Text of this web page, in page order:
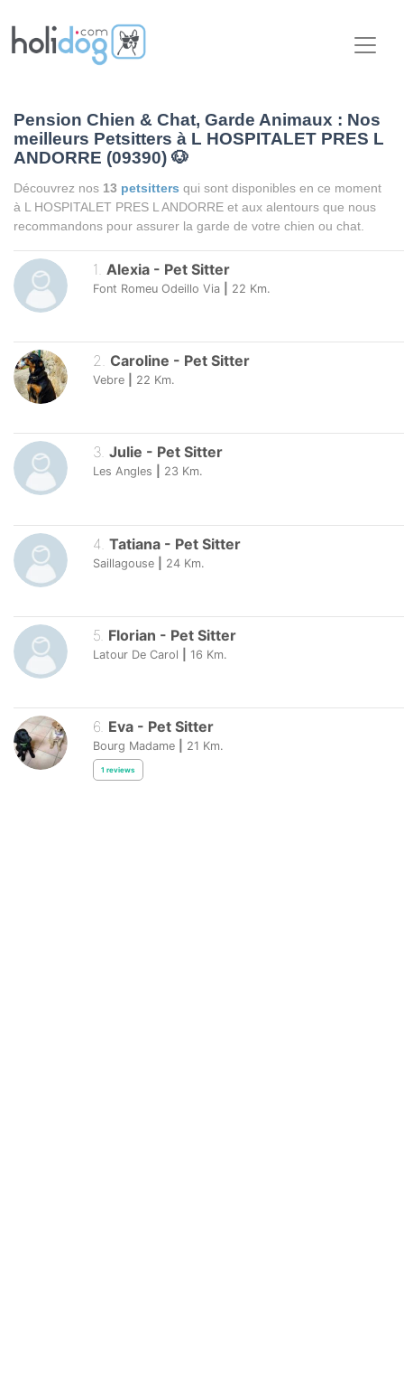
Pension Chien & Chat, Garde Animaux : Nos
meilleurs Petsitters à L HOSPITALET PRES L
ANDORRE (09390) 🐶
Découvrez nos 13 petsitters qui sont disponibles en ce moment
à L HOSPITALET PRES L ANDORRE et aux alentours que nous
recommandons pour assurer la garde de votre chien ou chat.
1. Alexia - Pet Sitter
Font Romeu Odeillo Via 22 Km.
2. Caroline - Pet Sitter
Vebre 22 Km.
3. Julie - Pet Sitter
Les Angles 23 Km.
4 Tatiana - Pet Sitter
Saillagouse 24 Km.
5 Florian - Pet Sitter
Latour De Carol 16 Km.
6. Eva - Pet Sitter
Bourg Madame 21 Km.
1 reviews